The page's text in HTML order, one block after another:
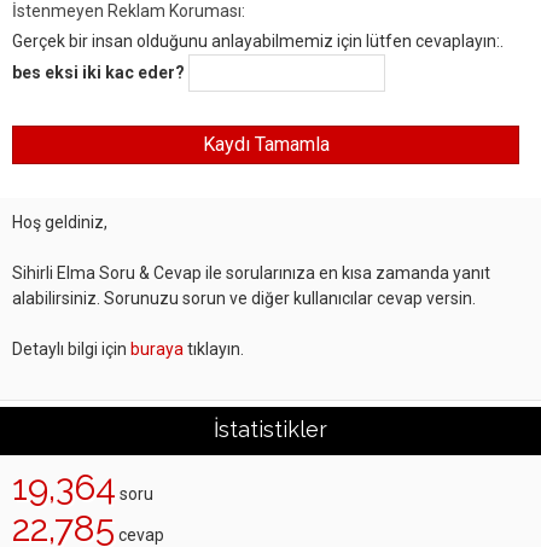
İstenmeyen Reklam Koruması:
Gerçek bir insan olduğunu anlayabilmemiz için lütfen cevaplayın:.
bes eksi iki kac eder?
Hoş geldiniz,
Sihirli Elma Soru & Cevap ile sorularınıza en kısa zamanda yanıt
alabilirsiniz. Sorunuzu sorun ve diğer kullanıcılar cevap versin.
Detaylı bilgi için buraya tıklayın.
İstatistikler
19,364 soru
22,785 cevap